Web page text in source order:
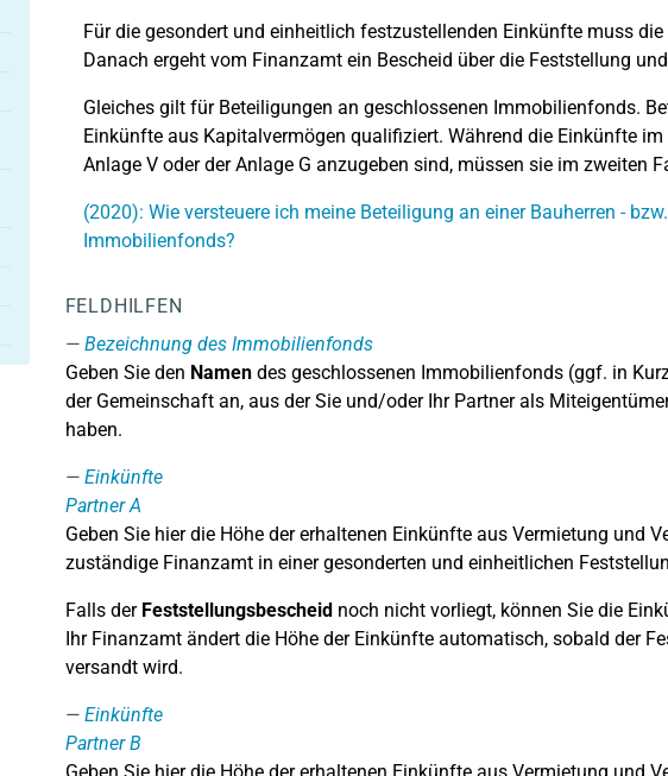
Für die gesondert und einheitlich festzustellenden Einkünfte muss
Danach ergeht vom Finanzamt ein Bescheid über die Feststellung
Gleiches gilt für Beteiligungen an geschlossenen Immobilienfonds.
Einkünfte aus Kapitalvermögen qualifiziert. Während die Einkünfte
Anlage V oder der Anlage G anzugeben sind, müssen sie im zweiten
(2020): Wie versteuere ich meine Beteiligung an einer Bauherren -
Immobilienfonds?
FELDHILFEN
Bezeichnung des Immobilienfonds
Geben Sie den Namendes geschlossenen Immobilienfonds (ggf. in
der Gemeinschaft an, aus der Sie und/oder Ihr Partner als
haben.
Einkünfte
Partner A
Geben Sie hier die Höhe der erhaltenen Einkünfte aus Vermietung und
zuständige Finanzamt in einer gesonderten und einheitlichen
Falls der Feststellungsbescheidnoch nicht vorliegt, können Sie die
Ihr Finanzamt ändert die Höhe der Einkünfte automatisch, sobald der
versandt wird.
Einkünfte
Partner B